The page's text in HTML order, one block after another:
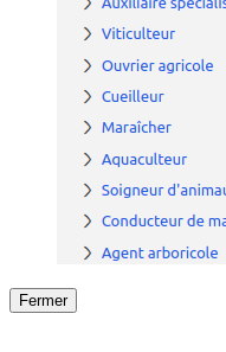
Fermer